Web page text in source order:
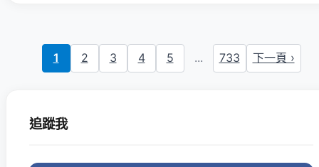
1 2 3 4 5 ... 733 下一頁 ›
追蹤我